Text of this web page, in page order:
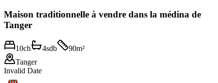
Maison traditionnelle à vendre dans la médina de
Tanger
10ch 4sdb 90m²
Tanger
Invalid Date